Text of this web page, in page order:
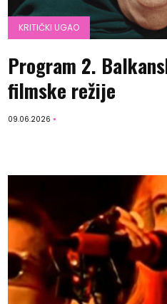
KRITIČKI UGAO
Program 2.
filmske režije
09.06.2026